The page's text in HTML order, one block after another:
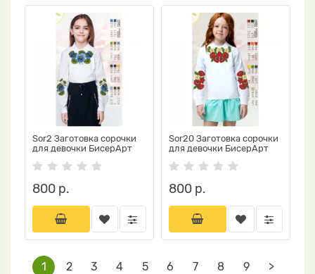
Sor2 Заготовка сорочки
для девочки БисерАрт
800 р.
Sor20 Заготовка сорочки
для девочки БисерАрт
800 р.
1 2 3 4 5 6 7 8 9
>